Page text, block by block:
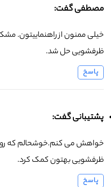
مصطفی گفت:
خیلی ممنون از راهنماییتون.
ظرفشویی حل شد.
پاسخ
پشتیبانی گفت:
خواهش می کنم.خوشحالم که
ظرفشویی بهتون کمک کرد.
پاسخ